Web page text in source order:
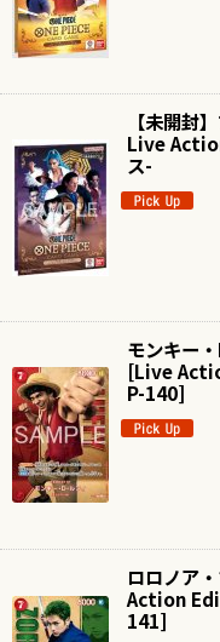
【未開封
Live
ス-
モンキー
[Live
P-140]
ロロノア
Action
141]